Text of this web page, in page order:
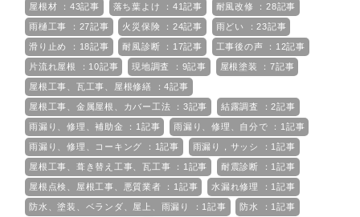
屋根材 ：43記事 落ち葉よけ ：41記事 耐風改修 ：28記事
雨樋工事 ：27記事 火災保険 ：24記事 雨どい ：23記事
滑り止め ：18記事 耐風診断 ：17記事 工事後の声 ：12記事
片流れ屋根 ：10記事 現地調査 ：9記事 屋根塗装 ：7記事
屋根工事、瓦工事、屋根修繕 ：4記事
屋根工事、金属屋根、カバー工法 ：3記事 結露調査 ：2記事
雨漏り、修理、補助金 ：1記事 雨漏り、修理、自分で ：1記事
雨漏り、修理、コーキング ：1記事 雨漏り，サッシ ：1記事
屋根工事、葺き替え工事、瓦工事 ：1記事 耐震診断 ：1記事
屋根点検、屋根工事、悪質業者 ：1記事 水漏れ修理 ：1記事
防水、塗装、ベランダ、屋上、雨漏り ：1記事 防水 ：1記事